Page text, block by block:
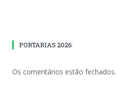
PORTARIAS 2026
Os comentários estão fechados.